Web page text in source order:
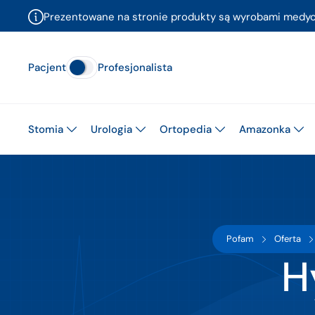
Prezentowane na stronie produkty są wyrobami
Pacjent Profesjonalista
Stomia Urologia Ortopedia Amazonka
Pofam Oferta